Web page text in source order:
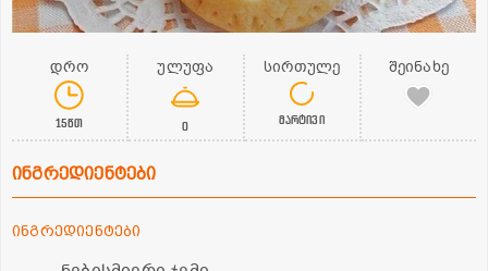
დრო
15წთ
ულუფა
0
სირთულე
მარტივი
შეინახე
ინგრედიენტები
ინგრედიენტები